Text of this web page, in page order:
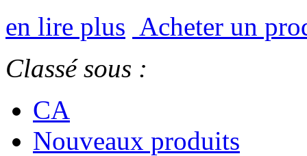
en lire plus Acheter un
Classé sous :
CA
Nouveaux produits